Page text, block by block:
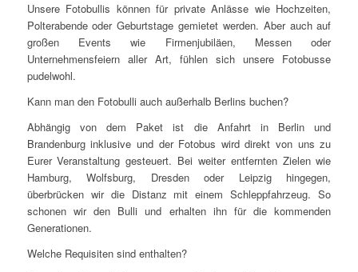
Unsere Fotobullis können für private Anlässe wie Hochzeiten,
Polterabende oder Geburtstage gemietet werden. Aber auch auf
großen Events wie Firmenjubiläen, Messen oder
Unternehmensfeiern aller Art, fühlen sich unsere Fotobusse
pudelwohl.
Kann man den Fotobulli auch außerhalb Berlins buchen?
Abhängig von dem Paket ist die Anfahrt in Berlin und
Brandenburg inklusive und der Fotobus wird direkt von uns zu
Eurer Veranstaltung gesteuert. Bei weiter entfernten Zielen wie
Hamburg, Wolfsburg, Dresden oder Leipzig hingegen,
überbrücken wir die Distanz mit einem Schleppfahrzeug. So
schonen wir den Bulli und erhalten ihn für die kommenden
Generationen.
Welche Requisiten sind enthalten?